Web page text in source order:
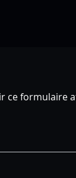
ce formulaire